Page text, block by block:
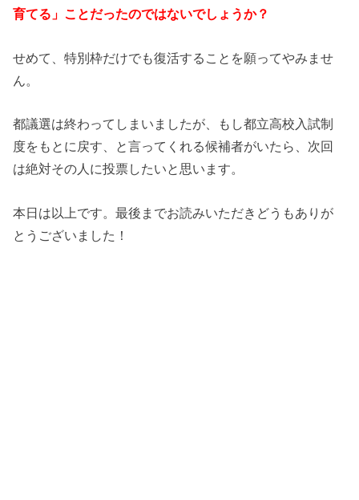
育てる」ことだったのではないでしょうか？
せめて、特別枠だけでも復活することを願ってやみませ
ん。
都議選は終わってしまいましたが、もし都立高校入試制
度をもとに戻す、と言ってくれる候補者がいたら、次回
は絶対その人に投票したいと思います。
本日は以上です。最後までお読みいただきどうもありが
とうございました！